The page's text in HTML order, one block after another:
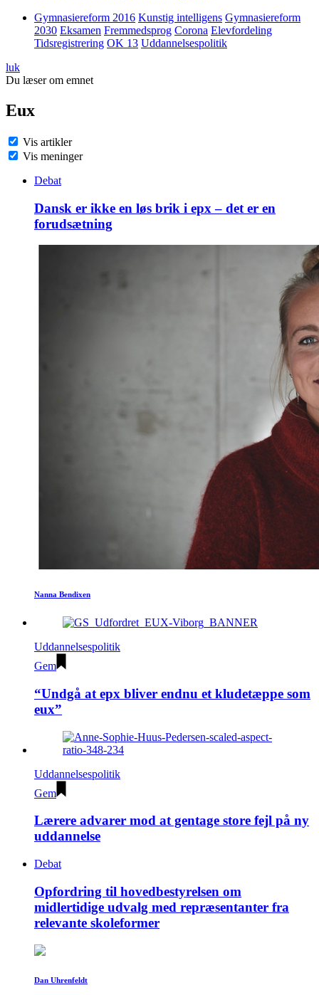
Gymnasiereform 2016 Kunstig intelligens Gymnasiereform
2030 Eksamen Fremmedsprog Corona Elevfordeling
Tidsregistrering OK 13 Uddannelsespolitik
luk
Du læser om emnet
Eux
Vis artikler
Vis meninger
Debat
Dansk er ikke en løs brik i epx – det er en
forudsætning
Nanna Bendixen
Uddannelsespolitik
Gem
“Undgå at epx bliver endnu et kludetæppe som
eux”
Uddannelsespolitik
Gem
Lærere advarer mod at gentage store fejl på ny
uddannelse
Debat
Opfordring til hovedbestyrelsen om
midlertidige udvalg med repræsentanter fra
relevante skoleformer
Dan Uhrenfeldt